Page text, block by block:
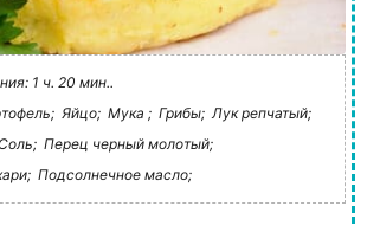
1 ч. 20 мин..
Яйцо; Мука ; Грибы; Лук репчатый;
Перец черный молотый;
Подсолнечное масло;